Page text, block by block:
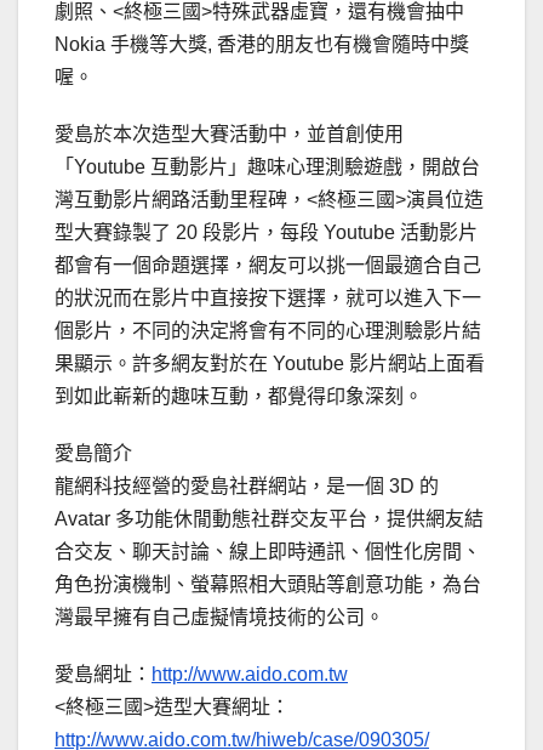
劇照、<終極三國>特殊武器虛寶，還有機會抽中
Nokia 手機等大獎, 香港的朋友也有機會隨時中獎
喔。
愛島於本次造型大賽活動中，並首創使用
「Youtube 互動影片」趣味心理測驗遊戲，開啟台
灣互動影片網路活動里程碑，<終極三國>演員位造
型大賽錄製了 20 段影片，每段 Youtube 活動影片
都會有一個命題選擇，網友可以挑一個最適合自己
的狀況而在影片中直接按下選擇，就可以進入下一
個影片，不同的決定將會有不同的心理測驗影片結
果顯示。許多網友對於在 Youtube 影片網站上面看
到如此嶄新的趣味互動，都覺得印象深刻。
愛島簡介
龍網科技經營的愛島社群網站，是一個 3D 的
Avatar 多功能休閒動態社群交友平台，提供網友結
合交友、聊天討論、線上即時通訊、個性化房間、
角色扮演機制、螢幕照相大頭貼等創意功能，為台
灣最早擁有自己虛擬情境技術的公司。
愛島網址： http://www.aido.com.tw
<終極三國>造型大賽網址：
http://www.aido.com.tw/hiweb/case/090305/